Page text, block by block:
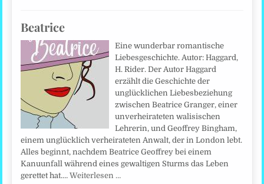
Beatrice
Eine wunderbar romantische
Liebesgeschichte. Autor: Haggard,
H. Rider. Der Autor Haggard
erzählt die Geschichte der
unglücklichen Liebesbeziehung
zwischen Beatrice Granger, einer
unverheirateten walisischen
Lehrerin, und Geoffrey Bingham,
einem unglücklich verheirateten Anwalt, der in London lebt.
Alles beginnt, nachdem Beatrice Geoffrey bei einem
Kanuunfall während eines gewaltigen Sturms das Leben
gerettet hat.…Weiterlesen …